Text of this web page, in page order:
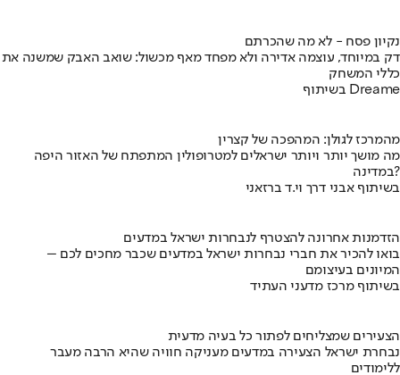
נקיון פסח - לא מה שהכרתם
דק במיוחד, עוצמה אדירה ולא מפחד מאף מכשול: שואב האבק שמשנה את
כללי המשחק
בשיתוף Dreame
מהמרכז לגולן: המהפכה של קצרין
מה מושך יותר ויותר ישראלים למטרופולין המתפתח של האזור היפה
במדינה?
בשיתוף אבני דרך וי.ד ברזאני
הזדמנות אחרונה להצטרף לנבחרות ישראל במדעים
בואו להכיר את חברי נבחרות ישראל במדעים שכבר מחכים לכם –
המיונים בעיצומם
בשיתוף מרכז מדעני העתיד
הצעירים שמצליחים לפתור כל בעיה מדעית
נבחרת ישראל הצעירה במדעים מעניקה חוויה שהיא הרבה מעבר
ללימודים